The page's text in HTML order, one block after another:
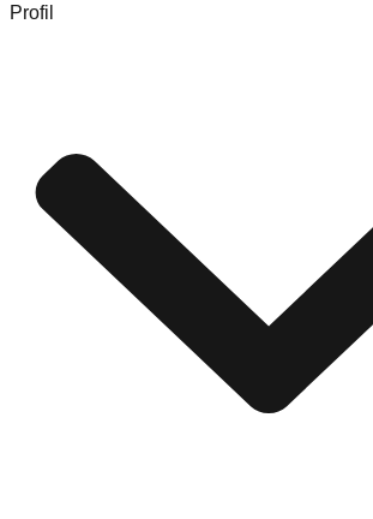
Profil